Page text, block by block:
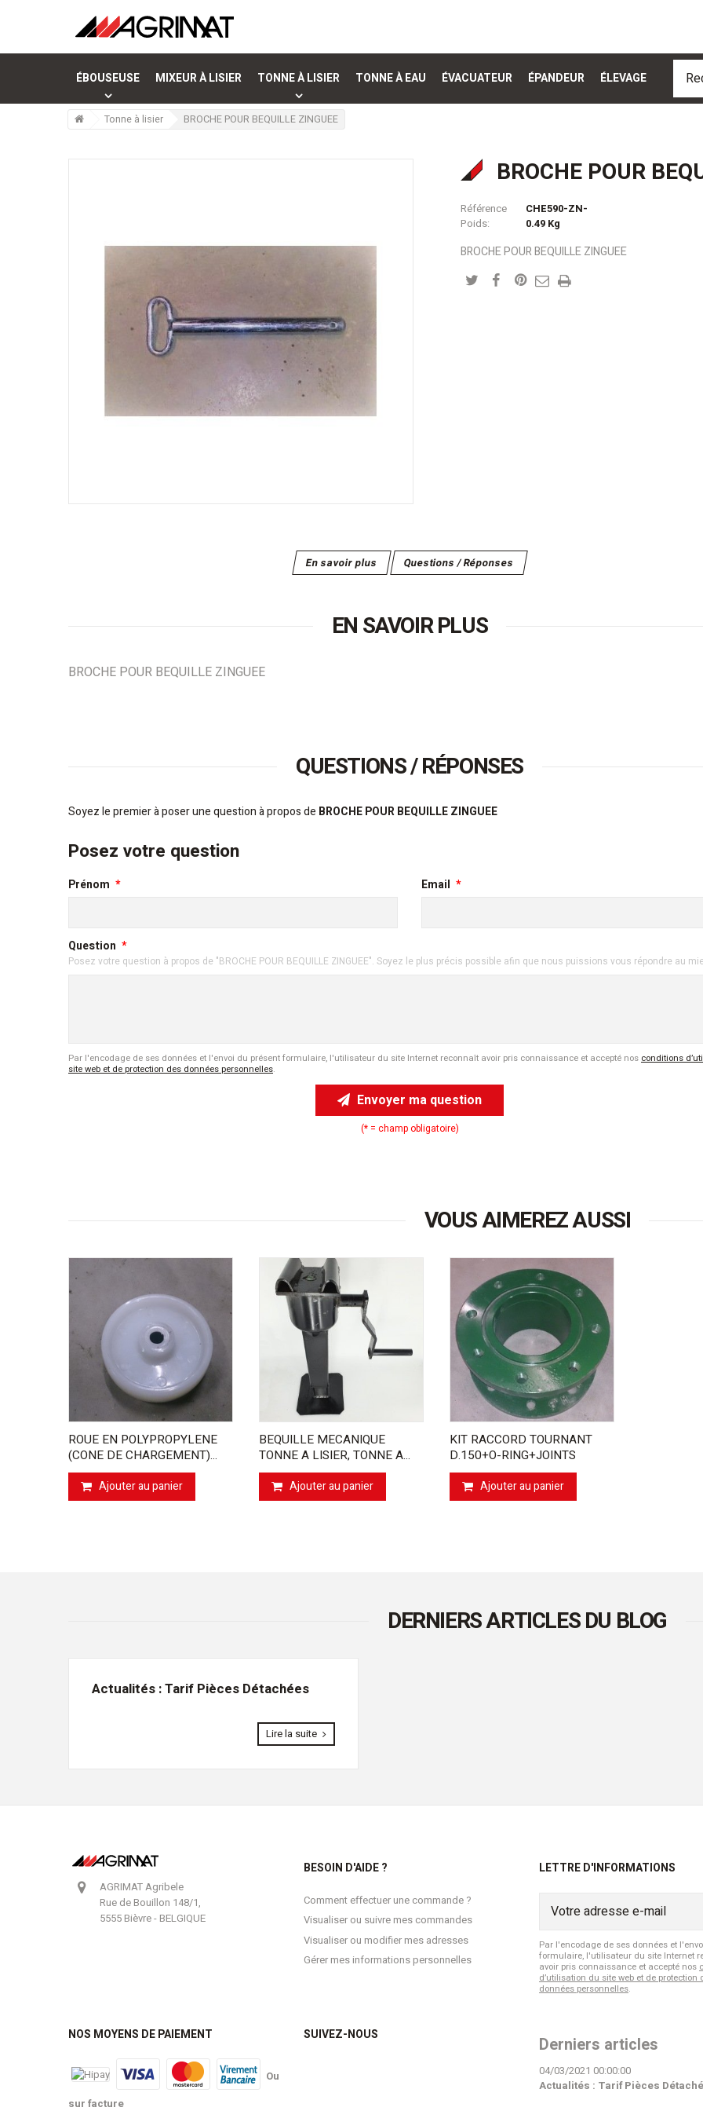
ÉBOUSEUSE MIXEUR À LISIER TONNE À LISIER TONNE À EAU ÉVACUATEUR ÉPANDEUR ÉLEVAGE
Tonne à lisier BROCHE POUR BEQUILLE ZINGUEE
BROCHE POUR
Référence
CHE590-ZN-
Poids:
0.49 Kg
BROCHE POUR BEQUILLE ZINGUEE
En savoir plus Questions / Réponses
EN SAVOIR PLUS
BROCHE POUR BEQUILLE ZINGUEE
QUESTIONS / RÉPONSES
Soyez le premier à poser une question à propos de BROCHE POUR BEQUILLE ZINGUEE
Posez votre question
Prénom Email
Question
Posez votre question à propos de "BROCHE POUR BEQUILLE ZINGUEE". Soyez le plus précis possible afin que nous puissions vous répondre au
Par l'encodage de ses données et l'envoi du présent formulaire, l'utilisateur du site Internet reconnaît avoir pris connaissance et accepté nosconditions
site web et de protection des données personnelles.
Envoyer ma question
(* = champ obligatoire)
VOUS AIMEREZ AUSSI
ROUE EN POLYPROPYLENE
(CONE DE CHARGEMENT)...
Ajouter au panier
BEQUILLE MECANIQUE
TONNE A LISIER, TONNE A...
Ajouter au panier
KIT RACCORD TOURNANT
D.150+O-RING+JOINTS
Ajouter au panier
DERNIERS ARTICLES DU BLOG
Actualités : Tarif Pièces Détachées
Lire la suite
AGRIMAT Agribele
Rue de Bouillon 148/1,
5555 Bièvre - BELGIQUE
BESOIN D'AIDE ?
Comment effectuer une commande ?
Visualiser ou suivre mes commandes
Visualiser ou modifier mes adresses
Gérer mes informations personnelles
LETTRE D'INFORMATIONS
Par l'encodage de ses données et
formulaire, l'utilisateur du site Internet
avoir pris connaissance et accepté nos
d’utilisation du site web et de protection
données personnelles.
NOS MOYENS DE PAIEMENT
Ou
sur facture
SUIVEZ-NOUS Derniers articles
04/03/2021 00:00:00
Actualités : Tarif Pièces